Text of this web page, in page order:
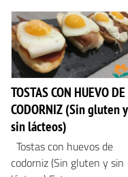
TOSTAS CON HUEVO DE
CODORNIZ (Sin gluten y
sin lácteos)
Tostas con huevos de
codorniz (Sin gluten y sin